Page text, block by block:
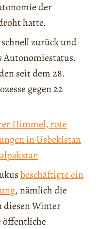
der
hatte.
zurück und
Autonomiestatus.
seit dem 28.
gegen 22
Himmel, rote
in Usbekistan
beschäftigte ein
, nämlich die
diesen Winter
öffentliche